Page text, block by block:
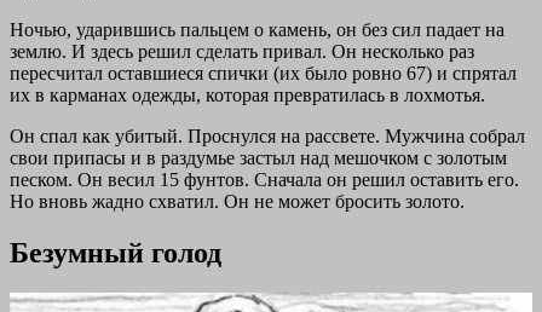
Ночью, ударившись пальцем о камень, он без сил падает на
землю. И здесь решил сделать привал. Он несколько раз
пересчитал оставшиеся спички (их было ровно 67) и спрятал
их в карманах одежды, которая превратилась в лохмотья.
Он спал как убитый. Проснулся на рассвете. Мужчина собрал
свои припасы и в раздумье застыл над мешочком с золотым
песком. Он весил 15 фунтов. Сначала он решил оставить его.
Но вновь жадно схватил. Он не может бросить золото.
Безумный голод